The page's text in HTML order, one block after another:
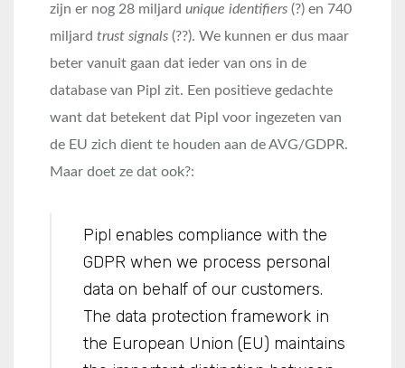
zijn er nog 28 miljard unique identifiers (?) en 740
miljard trust signals (??). We kunnen er dus maar
beter vanuit gaan dat ieder van ons in de
database van Pipl zit. Een positieve gedachte
want dat betekent dat Pipl voor ingezeten van
de EU zich dient te houden aan de AVG/GDPR.
Maar doet ze dat ook?:
Pipl enables compliance with the
GDPR when we process personal
data on behalf of our customers.
The data protection framework in
the European Union (EU) maintains